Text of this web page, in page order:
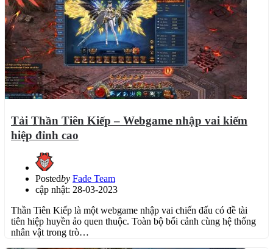
Tải Thần Tiên Kiếp – Webgame nhập vai kiếm
hiệp đỉnh cao
Postedby Fade Team
cập nhật: 28-03-2023
Thần Tiên Kiếp là một webgame nhập vai chiến đấu có đề tài
tiên hiệp huyền ảo quen thuộc. Toàn bộ bối cảnh cùng hệ thống
nhân vật trong trò…